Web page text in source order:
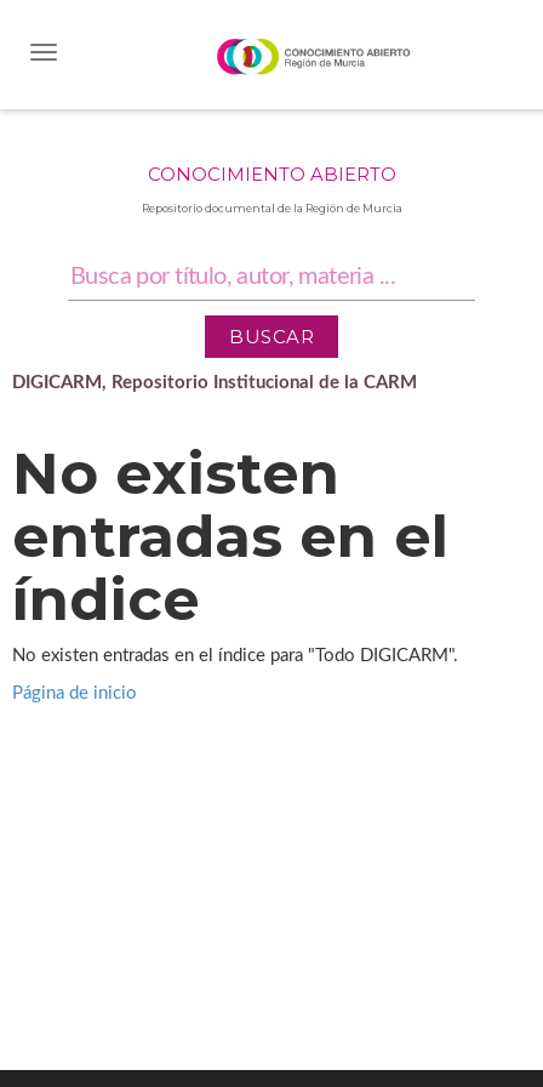
CONOCIMIENTO ABIERTO
Repositorio documental de la Región de Murcia
DIGICARM, Repositorio Institucional de la CARM
No existen
entradas en el
índice
No existen entradas en el índice para "Todo DIGICARM".
Página de inicio